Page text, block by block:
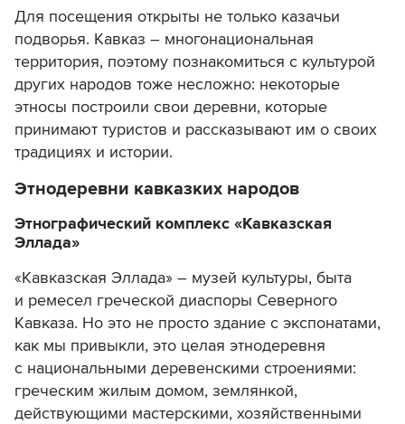
Для посещения открыты не только казачьи
подворья. Кавказ – многонациональная
территория, поэтому познакомиться с культурой
других народов тоже несложно: некоторые
этносы построили свои деревни, которые
принимают туристов и рассказывают им о своих
традициях и истории.
Этнодеревни кавказких народов
Этнографический комплекс «Кавказская
Эллада»
«Кавказская Эллада» – музей культуры, быта
и ремесел греческой диаспоры Северного
Кавказа. Но это не просто здание с экспонатами,
как мы привыкли, это целая этнодеревня
с национальными деревенскими строениями:
греческим жилым домом, землянкой,
действующими мастерскими, хозяйственными